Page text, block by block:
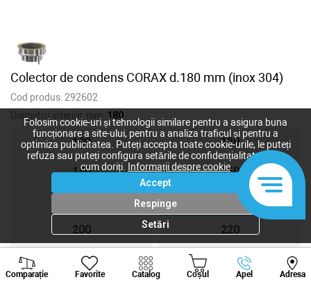
Colector de condens CORAX d.180 mm (inox 304)
Cod produs:292602
Diametru interior, mm: 180
100 120
140 150
180
200 220
250 300
Comparație Favorite Catalog Coșul Apel Adresa
Viber Whatsapp
Folosim cookie-uri și tehnologii similare pentru a asigura buna
funcționare a site-ului, pentru a analiza traficul și pentru a
optimiza publicitatea. Puteți accepta toate cookie-urile, le puteți
refuza sau puteți configura setările de confidențialitate după
cum doriți.
Informații despre cookie
Accept
Respinge
Setări